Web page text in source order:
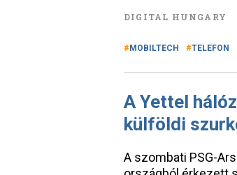
DIGITAL HUNGARY
MOBILTECH TELEFON
A Yettel
külföldi
A szombati PSG-